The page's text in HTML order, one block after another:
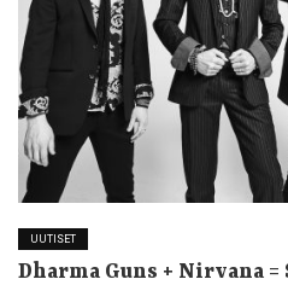
UUTISET
Dharma Guns + Nirvana =